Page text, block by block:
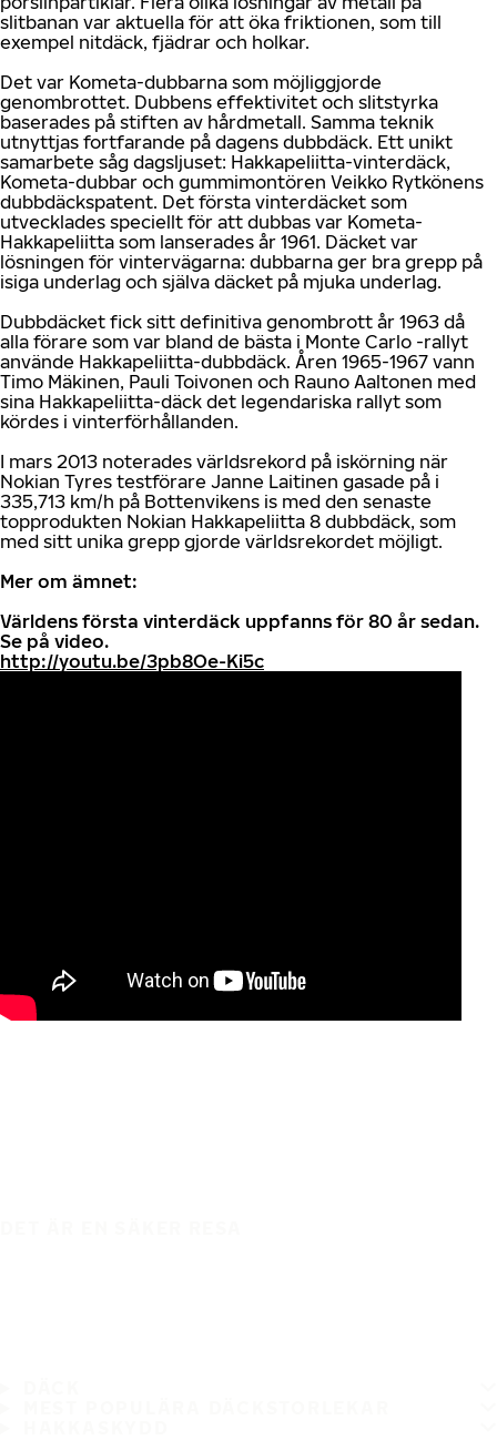
slitbanan var aktuella för att öka friktionen, som till
exempel nitdäck, fjädrar och holkar.
Det var Kometa-dubbarna som möjliggjorde
genombrottet. Dubbens effektivitet och slitstyrka
baserades på stiften av hårdmetall. Samma teknik
utnyttjas fortfarande på dagens dubbdäck. Ett unikt
samarbete såg dagsljuset: Hakkapeliitta-vinterdäck,
Kometa-dubbar och gummimontören Veikko Rytkönens
dubbdäckspatent. Det första vinterdäcket som
utvecklades speciellt för att dubbas var Kometa-
Hakkapeliitta som lanserades år 1961. Däcket var
lösningen för vintervägarna: dubbarna ger bra grepp på
isiga underlag och själva däcket på mjuka underlag.
Dubbdäcket fick sitt definitiva genombrott år 1963 då
alla förare som var bland de bästa i Monte Carlo -rallyt
använde Hakkapeliitta-dubbdäck. Åren 1965-1967 vann
Timo Mäkinen, Pauli Toivonen och Rauno Aaltonen med
sina Hakkapeliitta-däck det legendariska rallyt som
kördes i vinterförhållanden.
I mars 2013 noterades världsrekord på iskörning när
Nokian Tyres testförare Janne Laitinen gasade på i
335,713 km/h på Bottenvikens is med den senaste
topprodukten Nokian Hakkapeliitta 8 dubbdäck, som
med sitt unika grepp gjorde världsrekordet möjligt.
Mer om ämnet:
Världens första vinterdäck uppfanns för 80 år sedan.
Se på video.
http://youtu.be/3pb8Oe-Ki5c